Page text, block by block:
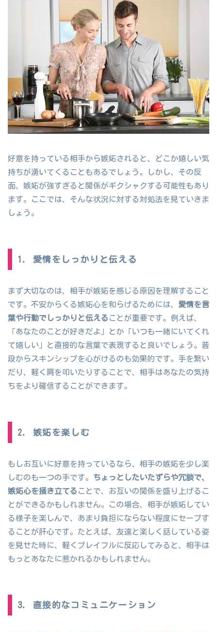
好意を持っている相手から嫉妬されると、どこか嬉しい気
持ちが湧いてくることもあるでしょう。しかし、その反
面、嫉妬が強すぎると関係がギクシャクする可能性もあり
ます。ここでは、そんな状況に対する対処法を見ていきま
しょう。
1. 愛情をしっかりと伝える
まず大切なのは、相手が嫉妬を感じる原因を理解すること
です。不安からくる嫉妬心を和らげるためには、 愛情を言
葉や行動でしっかりと伝える ことが重要です。例えば、
「あなたのことが好きだよ」とか「いつも一緒にいてくれ
て嬉しい」と直接的な言葉で表現すると良いでしょう。普
段からスキンシップを心がけるのも効果的です。手を繋い
だり、軽く肩を叩いたりすることで、相手はあなたの気持
ちをより確信することができます。
2. 嫉妬を楽しむ
もしお互いに好意を持っているなら、相手の嫉妬を少し楽
しむのも一つの手です。 ちょっとしたいたずらや冗談で、
嫉妬心を掻き立てる ことで、お互いの関係を盛り上げるこ
とができるかもしれません。この場合、相手が嫉妬してい
る様子を楽しんで、あまり負担にならない程度にセーブす
ることが肝心です。たとえば、友達と楽しく話している姿
を見せた時に、軽くプレイフルに反応してみると、相手は
もっとあなたに惹かれるかもしれません。
3. 直接的なコミュニケーション